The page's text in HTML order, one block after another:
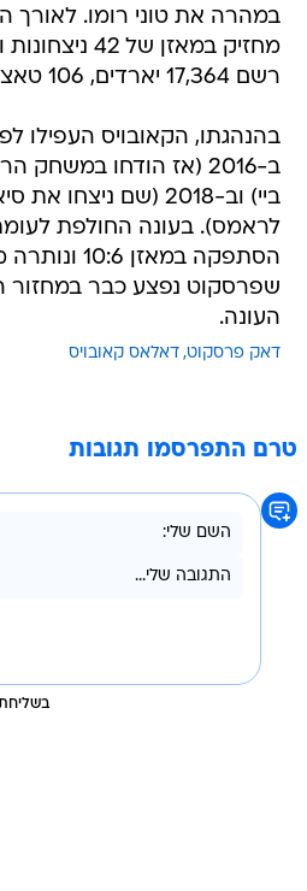
במהרה את טוני רומו. לאורך
רשם 17,364 יארדים, 106 טאצ'דאונים ו-40 איבודים.
בהנהגתו, הקאובויס העפילו
ב-2016 (אז הודחו
ביי) וב-2018 (שם
לראמס). בעונה החולפת
הסתפקה
שפרסקוט נפצע כבר במחזור
העונה.
דאק פרסקוט דאלאס קאובויס
טרם התפרסמו תגובות